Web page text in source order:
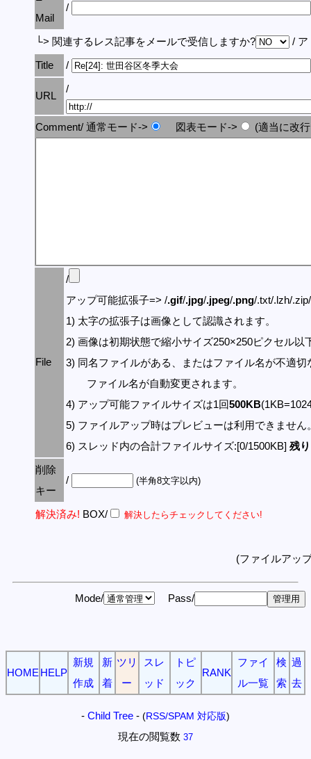
Mail
/
└> 関連するレス記事をメールで受信しますか?
/ ア
Title
/
URL
/
Comment/ 通常モード-> 図表モード-> (適当に改
File
/
アップ可能拡張子=> /.gif/.jpg/.jpeg/.png/.txt/.lzh/
1) 太字の拡張子は画像として認識されます。
2) 画像は初期状態で縮小サイズ250×250ピクセル以
3) 同名ファイルがある、またはファイル名が不適切
ファイル名が自動変更されます。
4) アップ可能ファイルサイズは1回500KB
5) ファイルアップ時はプレビューは利用できません
6) スレッド内の合計ファイルサイズ:[0/1500KB] 残
削除
キー
/ (半角8文字以内)
解決済み! BOX/ 解決したらチェックしてください!
(ファイルアッ
Mode/ Pass/
HOME HELP
新規
作成
新
着
ツリ
ー
スレ
ッド
トピ
ック
RANK
ファイ
ル一覧
検
索
過
去
- Child Tree - (RSS/SPAM 対応版)
現在の閲覧数 37